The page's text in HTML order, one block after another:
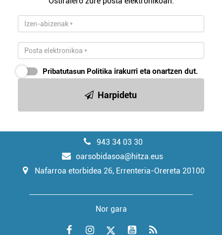
Pribatutasun Politika irakurri eta onartzen dut.
Harpidetu
943 34 03 30
oarsobidasoa@hitza.eus
Nafarroa etorbidea 26, Errenteria-Orereta 20100
Nor gara